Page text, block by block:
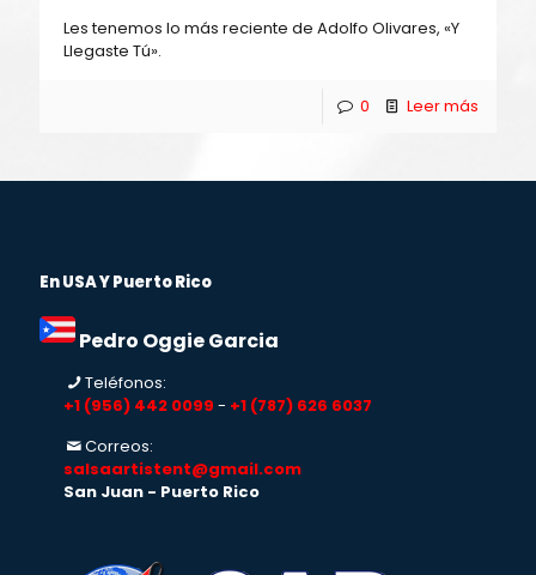
Les tenemos lo más reciente de Adolfo Olivares, «Y
Llegaste Tú».
0 Leer más
En USA Y Puerto Rico
Pedro Oggie Garcia
Teléfonos:
+1 (956) 442 0099 - +1 (787) 626 6037
Correos:
salsaartistent@gmail.com
San Juan - Puerto Rico